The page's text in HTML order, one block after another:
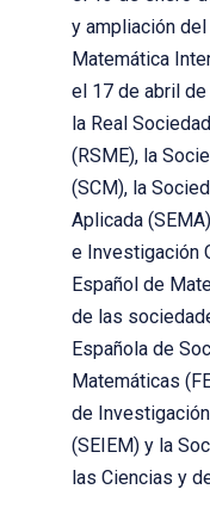
y ampliación
Matemática
el 17 de abril
la Real
(RSME), la
(SCM), la
Aplicada
e Investigación
Español de
de las
Española de
Matemáticas
de
(SEIEM) y la
las Ciencias y